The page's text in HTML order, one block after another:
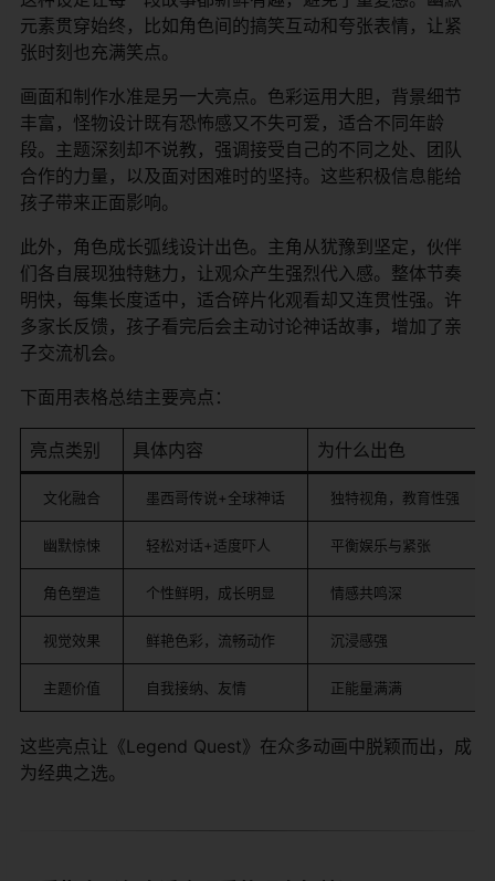
元素贯穿始终，比如角色间的搞笑互动和夸张表情，让紧
张时刻也充满笑点。
画面和制作水准是另一大亮点。色彩运用大胆，背景细节
丰富，怪物设计既有恐怖感又不失可爱，适合不同年龄
段。主题深刻却不说教，强调接受自己的不同之处、团队
合作的力量，以及面对困难时的坚持。这些积极信息能给
孩子带来正面影响。
此外，角色成长弧线设计出色。主角从犹豫到坚定，伙伴
们各自展现独特魅力，让观众产生强烈代入感。整体节奏
明快，每集长度适中，适合碎片化观看却又连贯性强。许
多家长反馈，孩子看完后会主动讨论神话故事，增加了亲
子交流机会。
下面用表格总结主要亮点：
亮点类别 具体内容 为什么出色
文化融合 墨西哥传说+全球神话 独特视角，教育性强
幽默惊悚 轻松对话+适度吓人 平衡娱乐与紧张
角色塑造 个性鲜明，成长明显 情感共鸣深
视觉效果 鲜艳色彩，流畅动作 沉浸感强
主题价值 自我接纳、友情 正能量满满
这些亮点让《Legend Quest》在众多动画中脱颖而出，成
为经典之选。